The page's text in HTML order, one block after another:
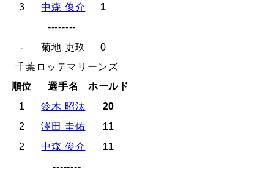
3
中森 俊介
1
--------
-
菊地 吏玖
0
千葉ロッテマリーンズ
順位
選手名
ホールド
1
鈴木 昭汰
20
2
澤田 圭佑
11
2
中森 俊介
11
--------